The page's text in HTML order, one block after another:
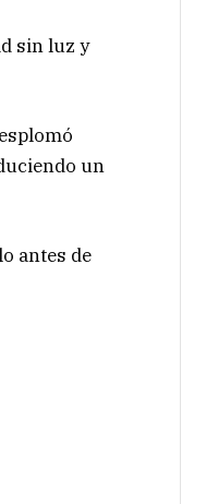
sin luz y
un
antes de